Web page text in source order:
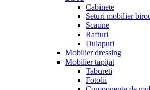
Cabinete
Seturi mobilier
Scaune
Rafturi
Dulapuri
Mobilier dressing
Mobilier tapițat
Tabureti
Fotolii